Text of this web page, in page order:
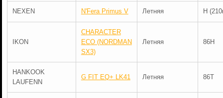
NEXEN N'Fera Primus V Летняя H
IKON
CHARACTER
ECO (NORDMAN
SX3)
Летняя 86H
HANKOOK
LAUFENN
G FIT EQ+ LK41 Летняя 86T